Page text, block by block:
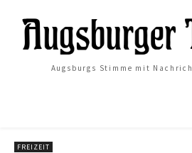
Augsburgs Stimme mit
FREIZEIT